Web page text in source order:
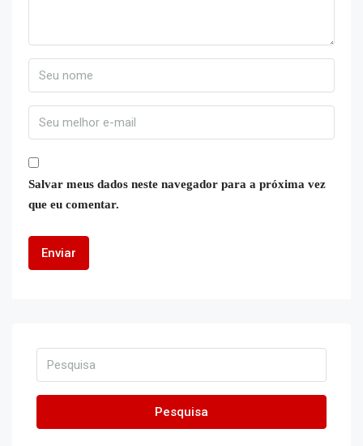
Salvar meus dados neste navegador para a próxima vez
que eu comentar.
Pesquisa